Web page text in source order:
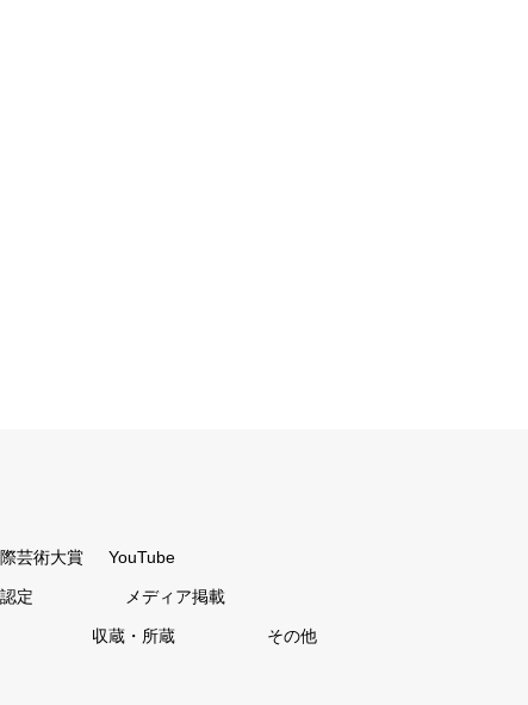
芸術大賞 YouTube
定 メディア掲載
収蔵・所蔵 その他